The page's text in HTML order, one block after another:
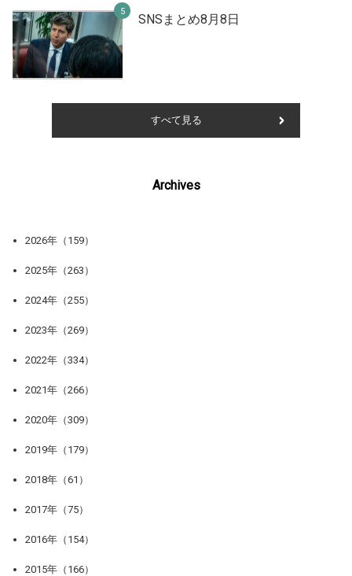
SNSまとめ8月8日
すべて見る
Archives
2026年（159）
2025年（263）
2024年（255）
2023年（269）
2022年（334）
2021年（266）
2020年（309）
2019年（179）
2018年（61）
2017年（75）
2016年（154）
2015年（166）